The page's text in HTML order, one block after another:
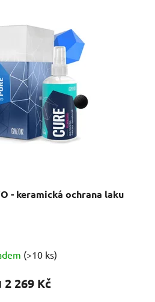
- keramická ochrana laku
hodnocení
produktu
(>10 ks)
2 269 Kč